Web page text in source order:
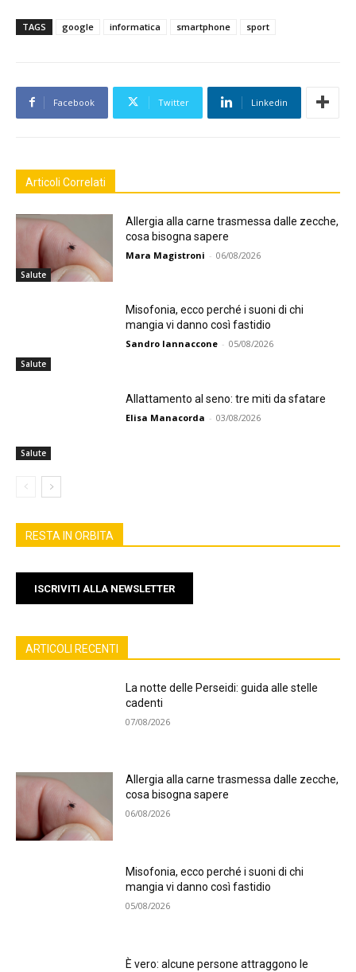
TAGS google informatica smartphone sport
Facebook Twitter Linkedin
Articoli Correlati
Salute
Allergia alla carne trasmessa dalle zecche,
cosa bisogna sapere
Mara Magistroni - 06/08/2026
Salute
Misofonia, ecco perché i suoni di chi
mangia vi danno così fastidio
Sandro Iannaccone - 05/08/2026
Salute
Allattamento al seno: tre miti da sfatare
Elisa Manacorda - 03/08/2026
RESTA IN ORBITA
ISCRIVITI ALLA NEWSLETTER
ARTICOLI RECENTI
La notte delle Perseidi: guida alle stelle
cadenti
07/08/2026
Allergia alla carne trasmessa dalle zecche,
cosa bisogna sapere
06/08/2026
Misofonia, ecco perché i suoni di chi
mangia vi danno così fastidio
05/08/2026
È vero: alcune persone attraggono le